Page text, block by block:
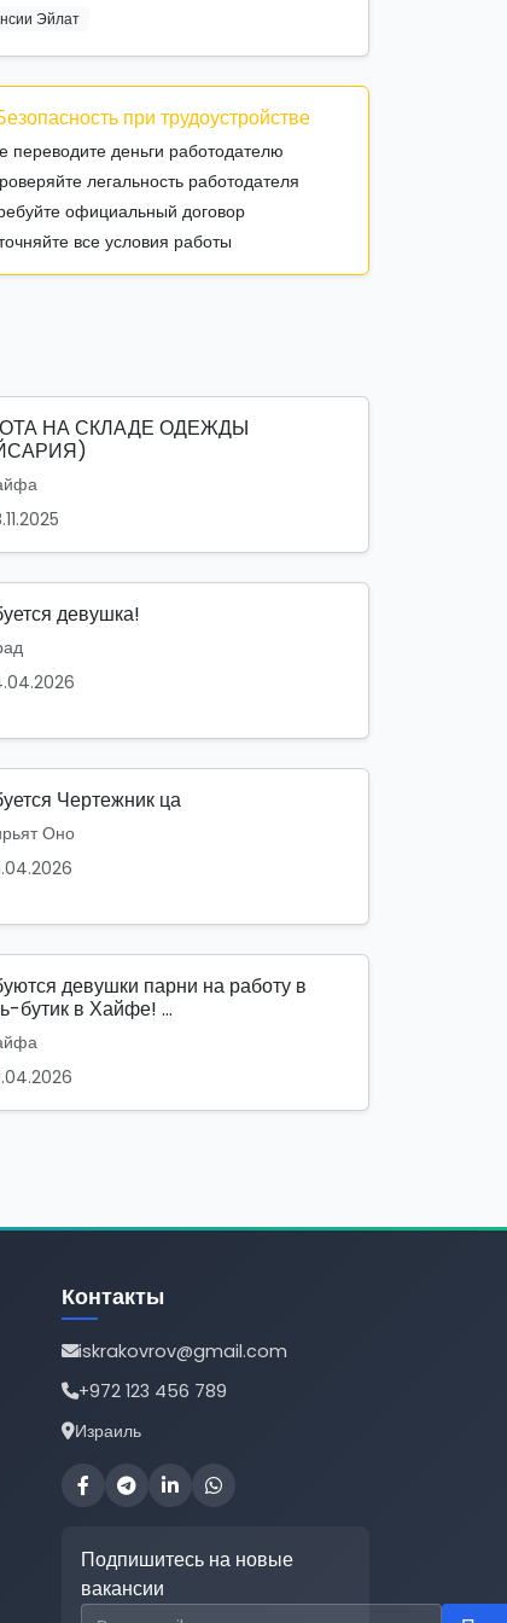
Эйлат
при трудоустройстве
переводите деньги работодателю
легальность работодателя
официальный договор
все условия работы
НА СКЛАДЕ ОДЕЖДЫ
девушка!
Чертежник ца
Оно
девушки парни на работу в
бутик в Хайфе! ...
Контакты
iskrakovrov@gmail.com
+972 123 456 789
Израиль
Подпишитесь на новые
вакансии
Email для подписки